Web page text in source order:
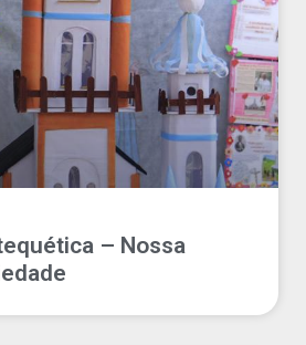
– Nossa